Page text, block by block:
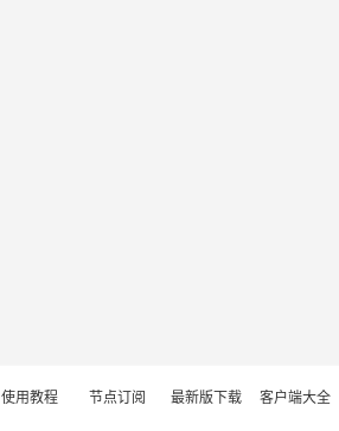
使用教程 节点订阅 最新版下载 客户端大全